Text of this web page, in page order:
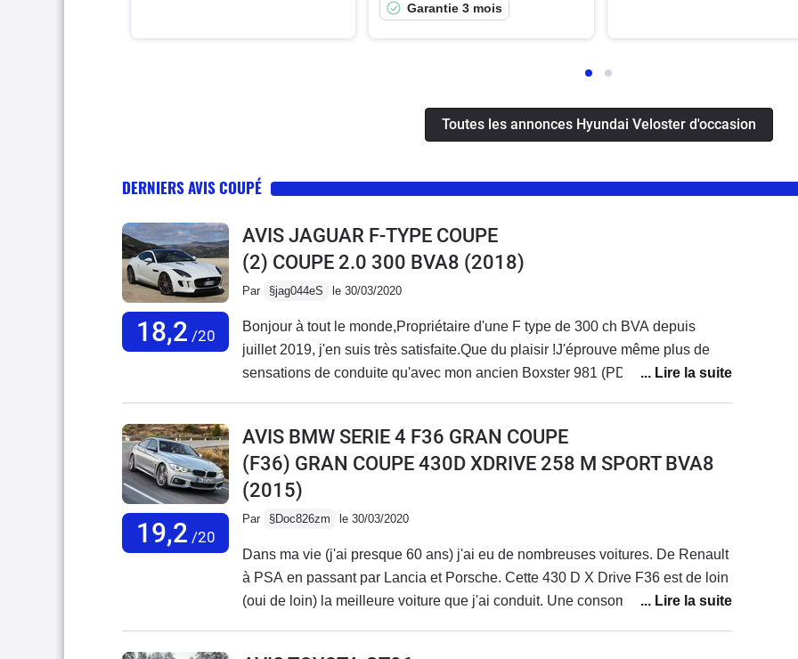
Garantie 3 mois
Toutes les annonces Hyundai Veloster d'occasion
DERNIERS AVIS COUPÉ
18,2 /20
AVIS JAGUAR F-TYPE COUPE
(2) COUPE 2.0 300 BVA8 (2018)
Par §jag044eS le 30/03/2020
Bonjour à tout le monde,Propriétaire d'une F type de 300 ch BVA depuis
juillet 2019, j'en suis très satisfaite.Que du plaisir !J'éprouve même plus de
sensations de conduite qu'avec mon ancien Boxster 981 (PDK) et mon
attendais. Et c'est vraiment le seul point faible que j'ai relevé.Si je devais
changer, je reprendrai une F type et sans doute en version V6 S pour avoir du
son et un peu plus de peps. Mais j'attends d'essayer une V6 S pour comparer
à ma F type.Et dans tous les cas, ce serait une occasion, car le regard de la
banal, entre une Mustang actuelle et une audi. Pas de problème pour
moderniser le regard de la belle mais en gardant le sens vertical de celle
d'avant. Bizarre ce changement brutal ...
19,2 /20
AVIS BMW SERIE 4 F36 GRAN COUPE
(F36) GRAN COUPE 430D XDRIVE 258 M SPORT BVA8
(2015)
Par §Doc826zm le 30/03/2020
Dans ma vie (j'ai presque 60 ans) j'ai eu de nombreuses voitures. De Renault
à PSA en passant par Lancia et Porsche. Cette 430 D X Drive F36 est de loin
(oui de loin) la meilleure voiture que j'ai conduit. Une consommation en